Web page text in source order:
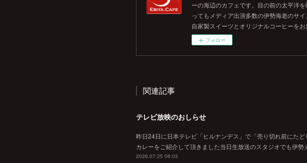
ーの海辺のカフェです。目の前の太平洋
ってもメディア出演多数の伊勢海老のサ
自家製スイーツとオリジナルコーヒーをお
フォロー
関連記事
テレビ放映のおしらせ
昨日24日に日本テレビ「ヒルナンデス」で「売り切れ前にた
カレーをご紹介して頂きました当日生放送のスタジオでも伊
2026.07.25 06:03